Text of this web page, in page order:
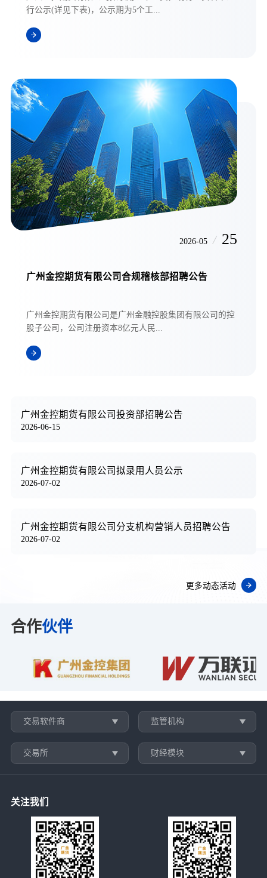
行公示(详见下表)，公示期为5个工...
2026-05 / 25
广州金控期货有限公司合规稽核部招聘公告
广州金控期货有限公司是广州金融控股集团有限公司的控
股子公司，公司注册资本8亿元人民...
广州金控期货有限公司投资部招聘公告
2026-06-15
广州金控期货有限公司拟录用人员公示
2026-07-02
广州金控期货有限公司分支机构营销人员招聘公告
2026-07-02
更多动态活动
合作伙伴
交易软件商 监管机构
交易所 财经模块
关注我们